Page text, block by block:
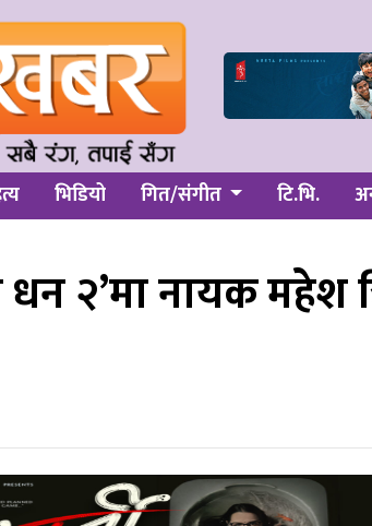
भिडियो गित/संगीत टि.भि.
२’मा नायक महेश